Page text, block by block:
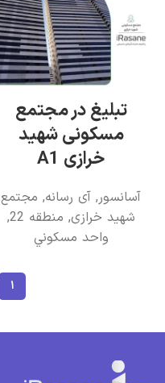
تبلیغ در مجتمع
مسکونی شهید
خرازی A1
آسانسور, آی رسانه, مجتمع
شهید خرازی, منطقه 22
,
واحد مسکوني
۱